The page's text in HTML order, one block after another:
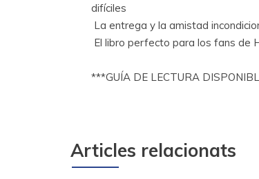
difíciles
 La entrega y la amistad
 El libro perfecto para los fans de
***GUÍA DE LECTURA
Articles relacionats